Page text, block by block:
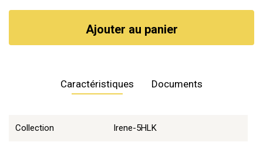
Ajouter au panier
Caractéristiques
Collection Irene-5HLK
Documents